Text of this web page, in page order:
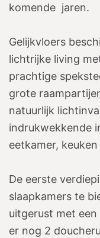
komende jaren.
Gelijkvloers
lichtrijke living
prachtige
grote
natuurlijk
indrukwekkende
eetkamer,
De eerste
slaapkamers te
uitgerust met
er nog 2